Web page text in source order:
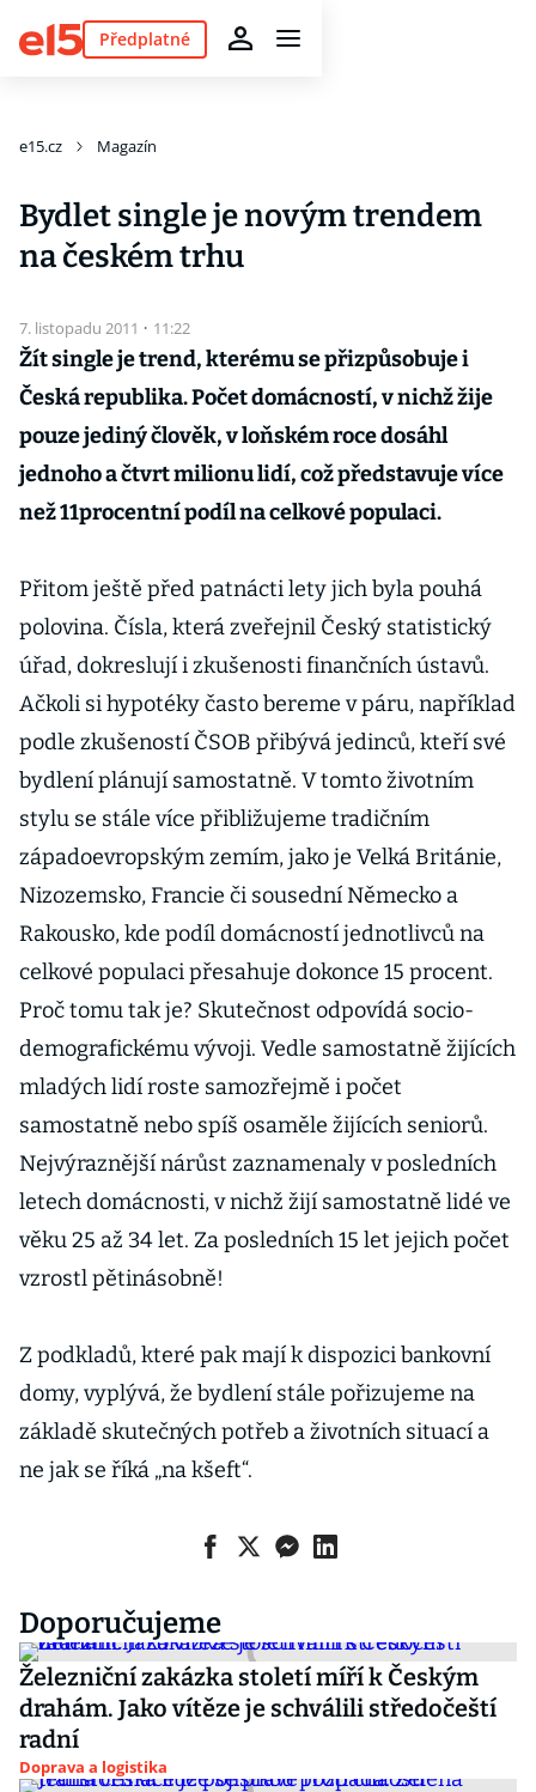
Předplatné
e15.cz Magazín
Bydlet single je novým trendem
na českém trhu
7. listopadu 2011 · 11:22
Žít single je trend, kterému se přizpůsobuje i
Česká republika. Počet domácností, v nichž žije
pouze jediný člověk, v loňském roce dosáhl
jednoho a čtvrt milionu lidí, což představuje více
než 11procentní podíl na celkové populaci.
Přitom ještě před patnácti lety jich byla pouhá
polovina. Čísla, která zveřejnil Český statistický
úřad, dokreslují i zkušenosti finančních ústavů.
Ačkoli si hypotéky často bereme v páru, například
podle zkušeností ČSOB přibývá jedinců, kteří své
bydlení plánují samostatně. V tomto životním
stylu se stále více přibližujeme tradičním
západoevropským zemím, jako je Velká Británie,
Nizozemsko, Francie či sousední Německo a
Rakousko, kde podíl domácností jednotlivců na
celkové populaci přesahuje dokonce 15 procent.
Proč tomu tak je? Skutečnost odpovídá socio-
demografickému vývoji. Vedle samostatně žijících
mladých lidí roste samozřejmě i počet
samostatně nebo spíš osaměle žijících seniorů.
Nejvýraznější nárůst zaznamenaly v posledních
letech domácnosti, v nichž žijí samostatně lidé ve
věku 25 až 34 let. Za posledních 15 let jejich počet
vzrostl pětinásobně!
Z podkladů, které pak mají k dispozici bankovní
domy, vyplývá, že bydlení stále pořizujeme na
základě skutečných potřeb a životních situací a
ne jak se říká „na kšeft“.
Doporučujeme
Železniční zakázka století míří k Českým
drahám. Jako vítěze je schválili středočeští
radní
Doprava a logistika